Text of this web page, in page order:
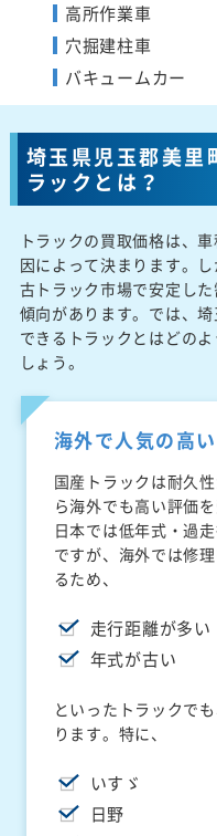
高所作業車
穴掘建柱車
バキュームカー
埼玉県児玉郡美里
ラックとは？
トラックの買取価格は、
因によって決まります。
古トラック市場で安定し
傾向があります。では、
できるトラックとはどの
しょう。
海外で人気の高
国産トラックは耐久
ら海外でも高い評価を
日本では低年式・過
ですが、海外では修
るため、
走行距離が多い
年式が古い
といったトラックで
ります。特に、
いすゞ
日野